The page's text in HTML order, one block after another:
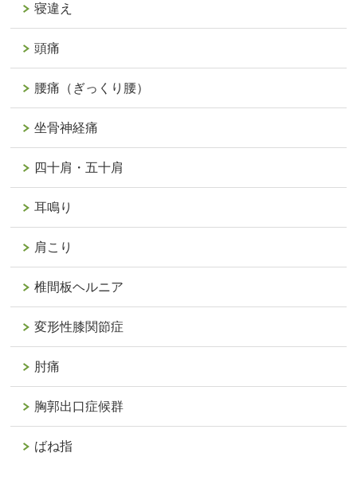
寝違え
頭痛
腰痛（ぎっくり腰）
坐骨神経痛
四十肩・五十肩
耳鳴り
肩こり
椎間板ヘルニア
変形性膝関節症
肘痛
胸郭出口症候群
ばね指